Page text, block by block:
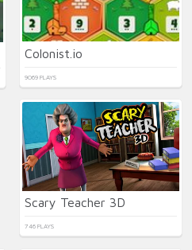
Colonist.io
9069 PLAYS
Scary Teacher 3D
746 PLAYS